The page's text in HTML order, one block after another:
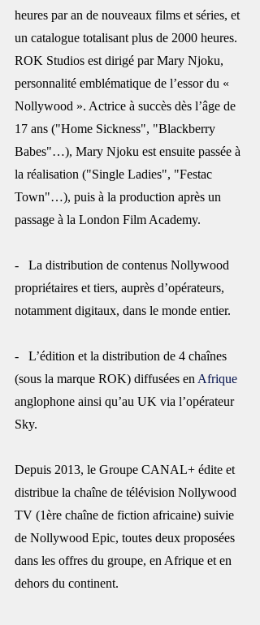
heures par an de nouveaux films et séries, et
un catalogue totalisant plus de 2000 heures.
ROK Studios est dirigé par Mary Njoku,
personnalité emblématique de l’essor du «
Nollywood ». Actrice à succès dès l’âge de
17 ans ("Home Sickness", "Blackberry
Babes"…), Mary Njoku est ensuite passée à
la réalisation ("Single Ladies", "Festac
Town"…), puis à la production après un
passage à la London Film Academy.
-   La distribution de contenus Nollywood
propriétaires et tiers, auprès d’opérateurs,
notamment digitaux, dans le monde entier.
-   L’édition et la distribution de 4 chaînes
(sous la marque ROK) diffusées en Afrique
anglophone ainsi qu’au UK via l’opérateur
Sky.
Depuis 2013, le Groupe CANAL+ édite et
distribue la chaîne de télévision Nollywood
TV (1ère chaîne de fiction africaine) suivie
de Nollywood Epic, toutes deux proposées
dans les offres du groupe, en Afrique et en
dehors du continent.